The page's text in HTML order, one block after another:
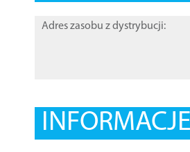
Adres zasobu z dystrybucji: